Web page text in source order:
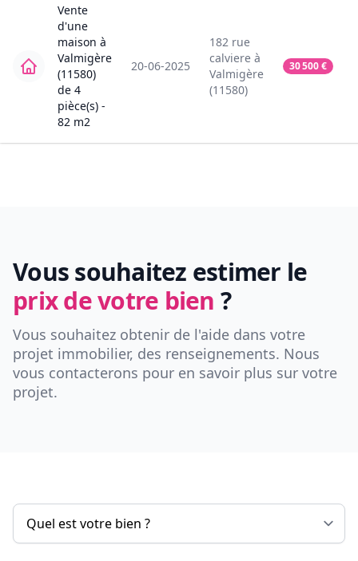
Vente
d'une
maison à
Valmigère
(11580)
de 4
pièce(s) -
82 m2
20-06-2025
182 rue
calviere à
Valmigère
(11580)
30 500€
Vous souhaitez estimer le
prix de votre bien ?
Vous souhaitez obtenir de l'aide dans votre
projet immobilier, des renseignements. Nous
vous contacterons pour en savoir plus sur votre
projet.